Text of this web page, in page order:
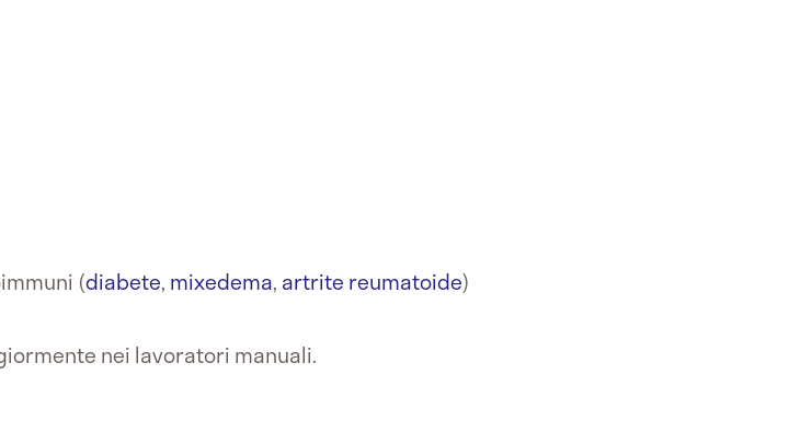
(diabete, mixedema, artrite reumatoide)
nei lavoratori manuali.